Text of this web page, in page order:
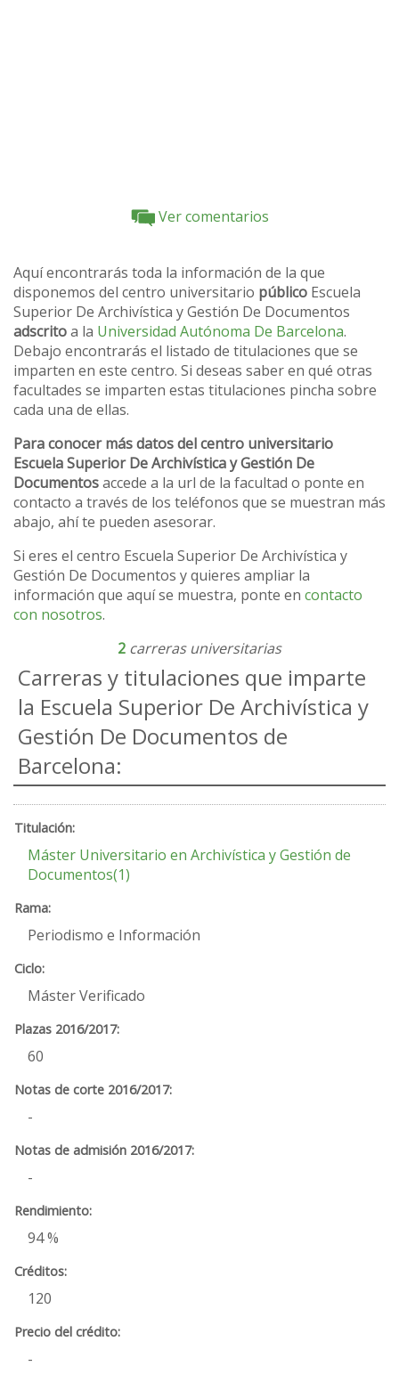
Ver comentarios
Aquí encontrarás toda la información de la que
disponemos del centro universitario público Escuela
Superior De Archivística y Gestión De Documentos
adscritoa la Universidad Autónoma De Barcelona.
Debajo encontrarás el listado de titulaciones que se
imparten en este centro. Si deseas saber en qué otras
facultades se imparten estas titulaciones pincha sobre
cada una de ellas.
Para conocer más datos del centro universitario
Escuela Superior De Archivística y Gestión De
Documentosaccede a la url de la facultad o ponte en
contacto a través de los teléfonos que se muestran más
abajo, ahí te pueden asesorar.
Si eres el centro Escuela Superior De Archivística y
Gestión De Documentos y quieres ampliar la
información que aquí se muestra, ponte en contacto
con nosotros.
2 carreras universitarias
Carreras y titulaciones que imparte
la Escuela Superior De Archivística y
Gestión De Documentos de
Barcelona:
Máster Universitario en Archivística y Gestión de
Documentos(1)
Periodismo e Información
Máster Verificado
60
-
-
94 %
120
-